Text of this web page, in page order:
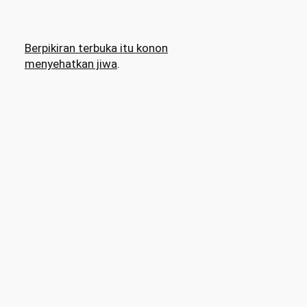
Berpikiran terbuka itu konon
menyehatkan jiwa.